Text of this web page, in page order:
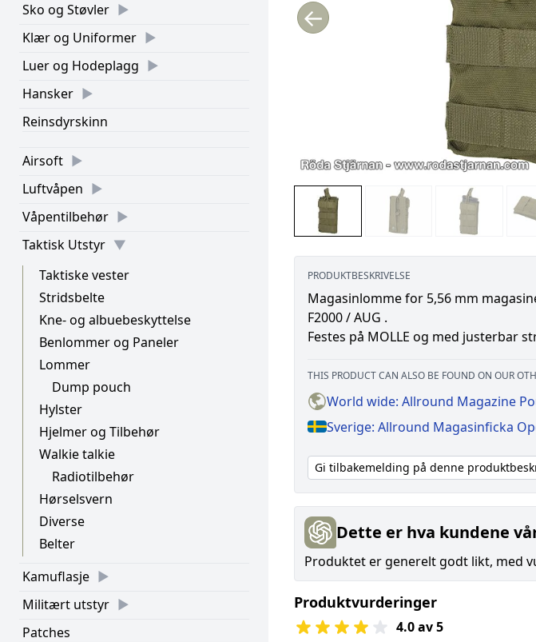
Sko og Støvler
Klær og Uniformer
Luer og Hodeplagg
Hansker
Reinsdyrskinn
Airsoft
Luftvåpen
Våpentilbehør
Taktisk Utstyr
Taktiske vester
Stridsbelte
Kne- og albuebeskyttelse
Benlommer og Paneler
Lommer
Dump pouch
Hylster
Hjelmer og Tilbehør
Walkie talkie
Radiotilbehør
Hørselsvern
Diverse
Belter
Kamuflasje
Militært utstyr
Patches
←
PRODUKTBESKRIVELSE
Magasinlomme for 5,56 mm
F2000 / AUG .
Festes på MOLLE og med justerbar
THIS PRODUCT CAN ALSO BE FOUND ON OUR
World wide: Allround Magazine
Sverige: Allround Magasinficka
Gi tilbakemelding på denne
Dette er hva kundene
Produktet er generelt godt likt, med
Produktvurderinger
4.0 av 5